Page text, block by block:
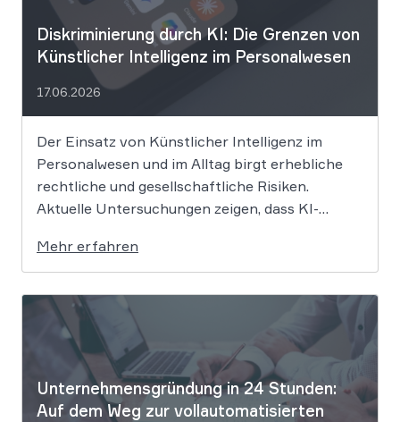
Diskriminierung durch KI: Die Grenzen von
Künstlicher Intelligenz im Personalwesen
17.06.2026
Der Einsatz von Künstlicher Intelligenz im
Personalwesen und im Alltag birgt erhebliche
rechtliche und gesellschaftliche Risiken.
Aktuelle Untersuchungen zeigen, dass KI-
Bewerbungsprozessen systematisch rassistisch
aussortieren und Frauen zu geringeren
Gehaltsforderungen raten. Diese digitalen
Vorurteile stellen Unternehmen vor massive
Haftungsrisiken nach dem Allgemeinen
Gleichbehandlungsgesetz. Die fortschreitende
Digitalisierung […]
Mehr erfahren
Unternehmensgründung in 24 Stunden:
Auf dem Weg zur vollautomatisierten